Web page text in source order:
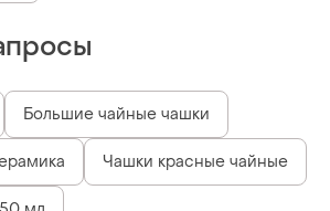
Большие чайные чашки
Чашки красные чайные